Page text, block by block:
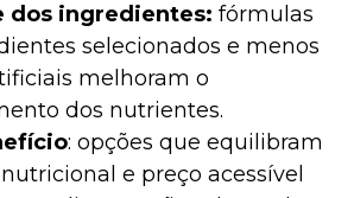
dos ingredientes: fórmulas
selecionados e menos
melhoram o
dos nutrientes.
: opções que equilibram
e preço acessível